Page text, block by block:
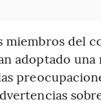
miembros del
adoptado una